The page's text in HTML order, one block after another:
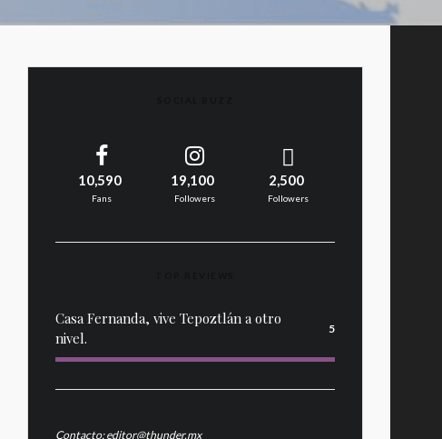
10,590
Fans
19,100
Followers
2,500
Followers
Casa Fernanda, vive Tepoztlán a otro
nivel.
5
Contacto: editor@thunder.mx